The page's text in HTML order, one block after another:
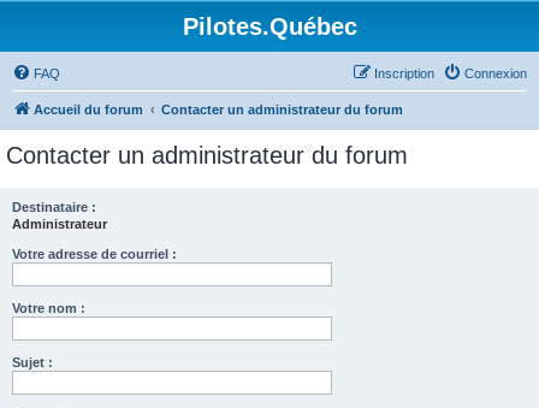
Pilotes.Québec
FAQ Connexion
Inscription
Accueil du forum Contacter un administrateur du forum
Contacter un administrateur du forum
Destinataire :
Administrateur
Votre adresse de courriel :
Votre nom :
Sujet :